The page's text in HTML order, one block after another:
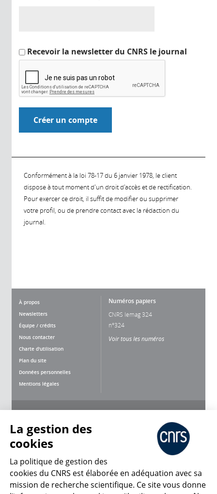
Recevoir la newsletter du CNRS le journal
Conformément à la loi 78-17 du 6 janvier 1978, le client
dispose à tout moment d'un droit d'accès et de rectification.
Pour exercer ce droit, il suffit de modifier ou supprimer
votre profil, ou de prendre contact avec la rédaction du
journal.
À propos
Newsletters
Équipe / crédits
Nous contacter
Charte d'utilisation
Plan du site
Données personnelles
Mentions légales
Numéros papiers
CNRS lemag 324
n°324
Voir tous les numéros
CNRS Le Mag
La gestion des
cookies
La politique de gestion des
cookies du CNRS est élaborée en adéquation avec sa
mission de recherche scientifique. Ce site vous donne